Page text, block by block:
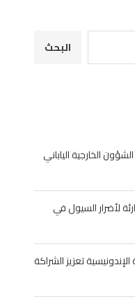
البحث
الخارجية الياباني
لأضرار السيول في
تعزيز الشراكة